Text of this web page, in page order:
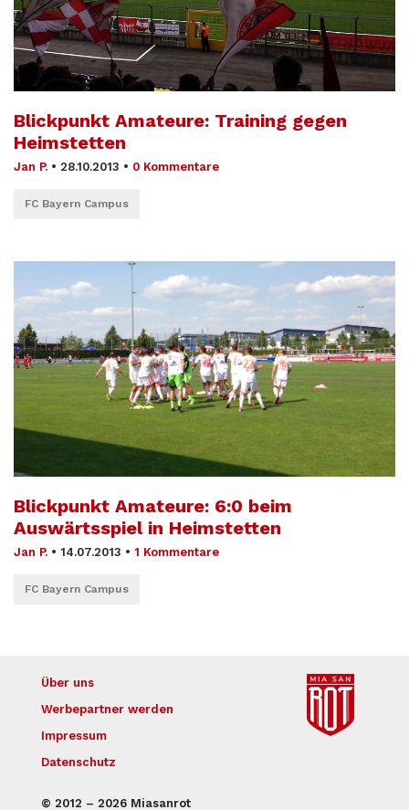
Blickpunkt Amateure: Training gegen
Heimstetten
Jan P. • 28.10.2013 • 0 Kommentare
FC Bayern Campus
Blickpunkt Amateure: 6:0 beim
Auswärtsspiel in Heimstetten
Jan P. • 14.07.2013 • 1 Kommentare
FC Bayern Campus
© 2012 – 2026 Miasanrot
Über uns
Werbepartner werden
Impressum
Datenschutz